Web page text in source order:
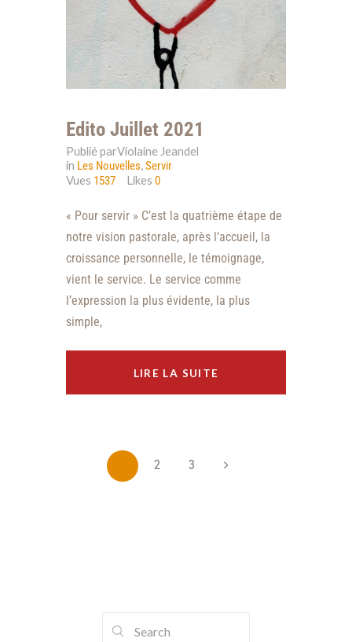
Edito Juillet 2021
Publié parViolaine Jeandel
in Les Nouvelles,Servir
Vues 1537 Likes0
« Pour servir » C’est la quatrième étape de
notre vision pastorale, après l’accueil, la
croissance personnelle, le témoignage,
vient le service. Le service comme
l’expression la plus évidente, la plus
simple,
LIRE LA SUITE
2 3